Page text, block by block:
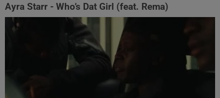
Ayra Starr - Who’s Dat Girl (feat. Rema)